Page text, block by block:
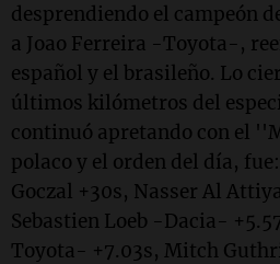
desprendiendo el campeón
a Joao Ferreira -Toyota-,
español y el brasileño. Lo
últimos kilómetros del
continuó apretando con el
polaco y el orden del día,
Goczal +30s, Nasser Al
Sebastien Loeb -Dacia-
Toyota- +7.03s, Mitch